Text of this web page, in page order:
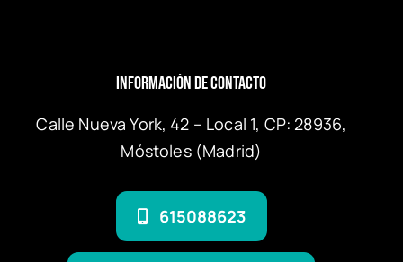
Información de Contacto
Calle Nueva York, 42 – Local 1, CP: 28936,
Móstoles (Madrid)
615088623